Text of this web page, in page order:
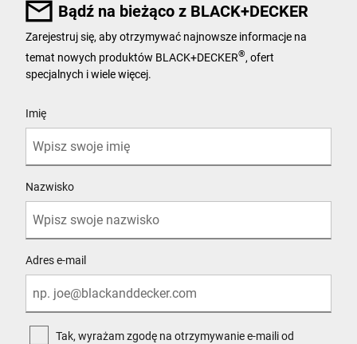
Bądź na bieżąco z BLACK+DECKER
Zarejestruj się, aby otrzymywać najnowsze informacje na
temat nowych produktów BLACK+DECKER® , ofert
specjalnych i wiele więcej.
Imię
Nazwisko
Adres e-mail
Tak, wyrażam zgodę na otrzymywanie e-maili od